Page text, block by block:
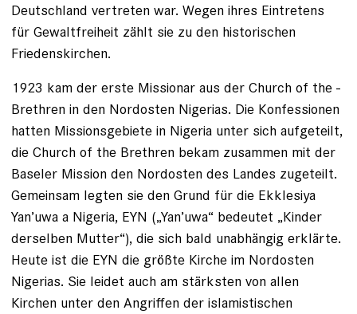
Deutschland vertreten war. Wegen ihres Eintretens
für Gewaltfreiheit zählt sie zu den historischen
Friedenskirchen.
1923 kam der erste Missionar aus der Church of the ­
Brethren in den Nordosten Nigerias. Die Konfessionen
hatten Missions­gebiete in Nigeria unter sich aufgeteilt,
die Church of the Brethren bekam zusammen mit der
Baseler Mission den Nordosten des Landes zugeteilt.
Gemeinsam legten sie den Grund für die Ekklesiya
Yan’uwa a Nigeria, EYN („Yan’uwa“ bedeutet „Kinder
derselben Mutter“), die sich bald unabhängig erklärte.
Heute ist die EYN die größte Kirche im Nordosten
Nigerias. Sie leidet auch am stärks­ten von allen
Kirchen unter den Angriffen der islamistischen